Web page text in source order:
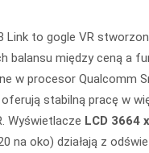
Link to gogle VR
balansu między ceną a
w procesor Qualcomm
oferują stabilną pracę w
Wyświetlacze LCD 3664
na oko) działają z